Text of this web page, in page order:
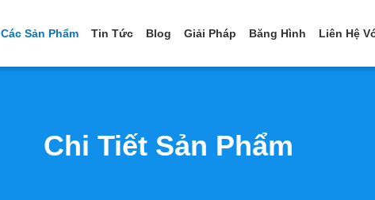
Các Sản Phẩm Tin Tức Blog Giải Pháp Băng Hình Liên Hệ
Chi Tiết Sản Phẩm